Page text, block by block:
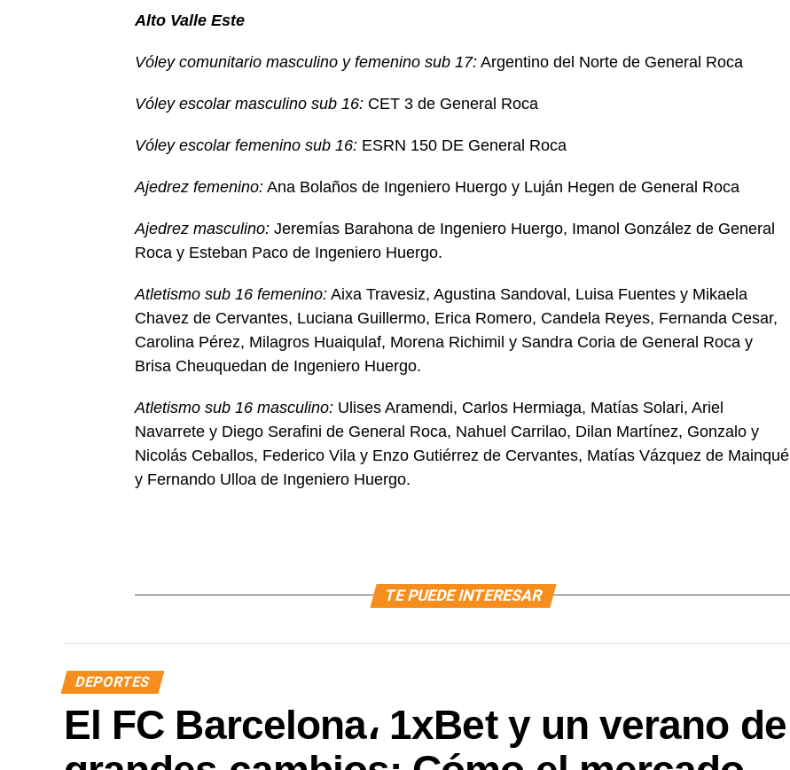
Alto Valle Este
Vóley comunitario masculino y femenino sub 17: Argentino del Norte de General Roca
Vóley escolar masculino sub 16: CET 3 de General Roca
Vóley escolar femenino sub 16: ESRN 150 DE General Roca
Ajedrez femenino: Ana Bolaños de Ingeniero Huergo y Luján Hegen de General Roca
Ajedrez masculino: Jeremías Barahona de Ingeniero Huergo, Imanol González de General
Roca y Esteban Paco de Ingeniero Huergo.
Atletismo sub 16 femenino: Aixa Travesiz, Agustina Sandoval, Luisa Fuentes y Mikaela
Chavez de Cervantes, Luciana Guillermo, Erica Romero, Candela Reyes, Fernanda Cesar,
Carolina Pérez, Milagros Huaiqulaf, Morena Richimil y Sandra Coria de General Roca y
Brisa Cheuquedan de Ingeniero Huergo.
Atletismo sub 16 masculino: Ulises Aramendi, Carlos Hermiaga, Matías Solari, Ariel
Navarrete y Diego Serafini de General Roca, Nahuel Carrilao, Dilan Martínez, Gonzalo y
Nicolás Ceballos, Federico Vila y Enzo Gutiérrez de Cervantes, Matías Vázquez de Mainqué
y Fernando Ulloa de Ingeniero Huergo.
TE PUEDE INTERESAR
DEPORTES
El FC Barcelona، 1xBet y un verano de